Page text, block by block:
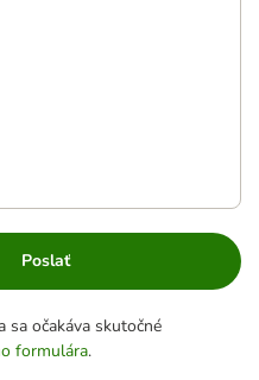
Poslať
sa očakáva skutočné
formulára.